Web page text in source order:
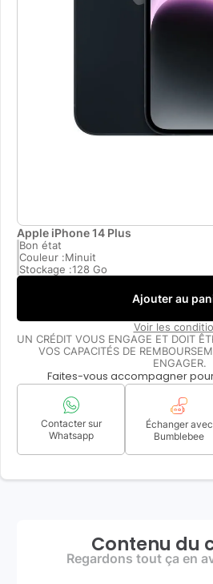
Apple iPhone 14 Plus
Bon état
Couleur :Minuit
Stockage :128 Go
Ajouter au
Voir les
UN CRÉDIT VOUS ENGAGE ET DOIT
VOS CAPACITÉS DE
ENGAGER.
Faites-vous accompagner
Contacter sur
Whatsapp
Échanger avec
Bumblebee
Contenu du
Regardons tout ça en